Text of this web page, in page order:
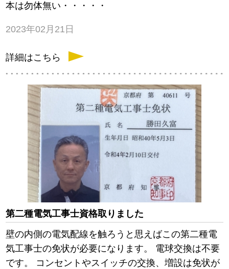
本は勿体無い・・・・・
2023年02月21日
詳細はこちら
第二種電気工事士資格取りました
壁の内側の電気配線を触ろうと思えばこの第二種電
気工事士の免状が必要になります。 電球交換は不要
です。 コンセントやスイッチの交換、増設は免状が